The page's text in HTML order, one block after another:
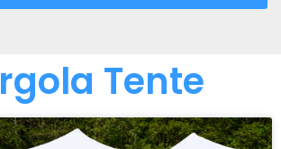
Tente